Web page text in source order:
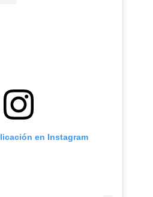
en Instagram